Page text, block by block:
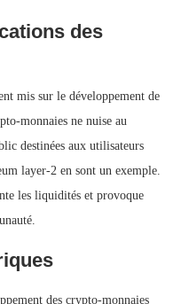
des
mis sur le développement de
monnaies ne nuise au
destinées aux utilisateurs
layer-2 en sont un exemple.
les liquidités et provoque
des crypto-monnaies